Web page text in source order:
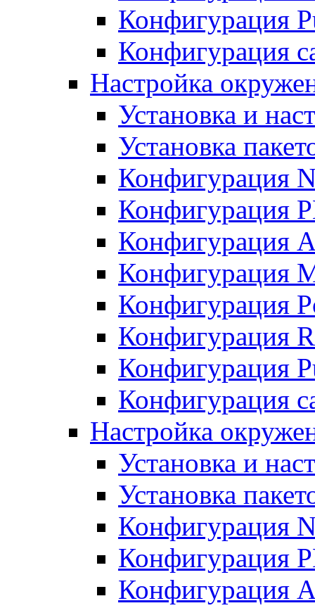
Конфигурация
Конфигурация
Настройка
Установка и
Установка
Конфигурация
Конфигурация
Конфигурация
Конфигурация
Конфигурация
Конфигурация
Конфигурация
Конфигурация
Настройка
Установка и
Установка
Конфигурация
Конфигурация
Конфигурация